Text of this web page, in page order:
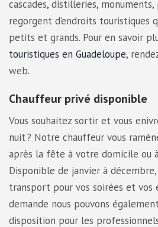
cascades, distilleries, monuments,
regorgent d’endroits touristiques
petits et grands. Pour en savoir
touristiques en Guadeloupe,
web.
Chauffeur privé disponible
Vous souhaitez sortir et vous
nuit ? Notre chauffeur vous
après la fête à votre domicile ou
Disponible de janvier à
transport pour vos soirées et vos
demande nous pouvons
disposition pour les